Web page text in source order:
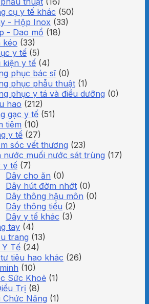
cụ y tế khác (50)
- Hộp Inox (33)
- Dao mổ (18)
kéo (33)
y tế (5)
kiện y tế (4)
phục bác sĩ (0)
phục phẫu thuật (1)
phục y tá và điều dưỡng (0)
hao (212)
gạc y tế (51)
tiêm (10)
y tế (27)
sóc vết thương (23)
nước muối nước sát trùng (17)
y tế (7)
Dây cho ăn (0)
Dây hút đờm nhớt (0)
Dây thông hậu môn (0)
Dây thông tiểu (2)
Dây y tế khác (3)
tay (4)
trang (13)
Y Tế (24)
tiêu hao khác (26)
(10)
Sức Khoẻ (1)
Trị (8)
Chức Năng (1)